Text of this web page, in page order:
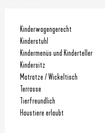
Kinderwagengerecht
Kinderstuhl
Kindermenüs und Kinderteller
Kindersitz
Matratze / Wickeltisch
Terrasse
Tierfreundlich
Haustiere erlaubt